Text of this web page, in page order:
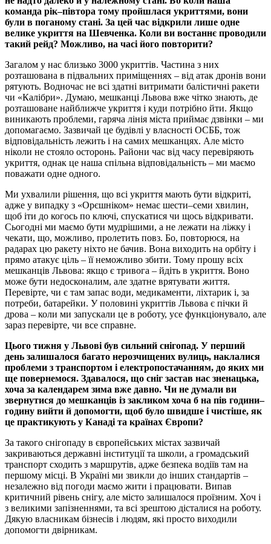
команда рік–півтора тому пройшлася укриттями, вони
були в поганому стані. За цей час відкрили лише одне
велике укриття на Шевченка. Коли ви востаннє проводили
такий рейд? Можливо, на часі його повторити?
Загалом у нас близько 3000 укриттів. Частина з них
розташована в підвальних приміщеннях – від атак дронів вони
рятують. Водночас не всі здатні витримати балістичні ракети
чи «Калібри». Думаю, мешканці Львова вже чітко знають, де
розташоване найближче укриття і куди потрібно йти. Якщо
виникають проблеми, гаряча лінія міста приймає дзвінки – ми
допомагаємо. Зазвичай це будівлі у власності ОСББ, тож
відповідальність лежить і на самих мешканцях. Але місто
ніколи не стояло осторонь. Райони час від часу перевіряють
укриття, однак це наша спільна відповідальність – ми маємо
поважати одне одного.
Ми ухвалили рішення, що всі укриття мають бути відкриті,
адже у випадку з «Орєшніком» немає шести–семи хвилин,
щоб іти до когось по ключі, спускатися чи щось відкривати.
Сьогодні ми маємо бути мудрішими, а не лежати на ліжку і
чекати, що, можливо, пролетить повз. Бо, повторюся, на
радарах цю ракету ніхто не бачив. Вона виходить на орбіту і
прямо атакує ціль – її неможливо збити. Тому прошу всіх
мешканців Львова: якщо є тривога – йдіть в укриття. Воно
може бути недосконалим, але здатне врятувати життя.
Перевірте, чи є там запас води, медикаменти, ліхтарик і, за
потреби, батарейки. У половині укриттів Львова є пічки й
дрова – коли ми запускали це в роботу, усе функціонувало, але
зараз перевірте, чи все справне.
Цього тижня у Львові був сильний снігопад. У перший
день залишалося багато нерозчищених вулиць, наклалися
проблеми з транспортом і електропостачанням, до яких ми
ще повернемося. Здавалося, що сніг застав нас зненацька,
хоча за календарем зима вже давно. Чи не думали ви
звернутися до мешканців із закликом хоча б на пів години–
годину вийти й допомогти, щоб було швидше і чистіше, як
це практикують у Канаді та країнах Європи?
За такого снігопаду в європейських містах зазвичай
закриваються державні інституції та школи, а громадський
транспорт сходить з маршрутів, адже безпека водіїв там на
першому місці. В Україні ми звикли до інших стандартів –
незалежно від погоди маємо жити і працювати. Випав
критичний рівень снігу, але місто залишалося проїзним. Хоч і
з великими запізненнями, та всі зрештою дісталися на роботу.
Дякую власникам бізнесів і людям, які просто виходили
допомогти двірникам.